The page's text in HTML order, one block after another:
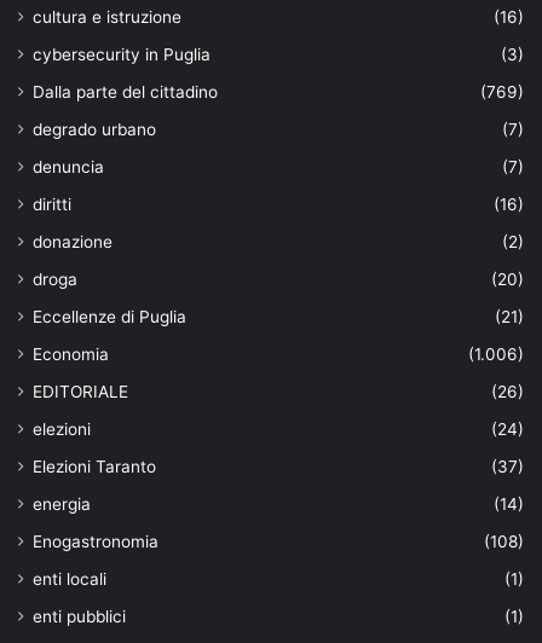
cultura e istruzione
(16)
cybersecurity in Puglia
(3)
Dalla parte del cittadino
(769)
degrado urbano
(7)
denuncia
(7)
diritti
(16)
donazione
(2)
droga
(20)
Eccellenze di Puglia
(21)
Economia
(1.006)
EDITORIALE
(26)
elezioni
(24)
Elezioni Taranto
(37)
energia
(14)
Enogastronomia
(108)
enti locali
(1)
enti pubblici
(1)